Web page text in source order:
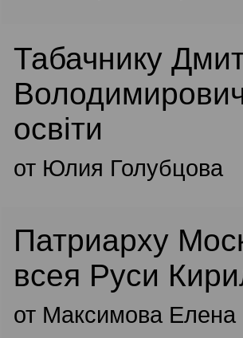
Табачнику
освіти
от Юлия Голубцова
Патриарху
всея Руси
от Максимова Елена